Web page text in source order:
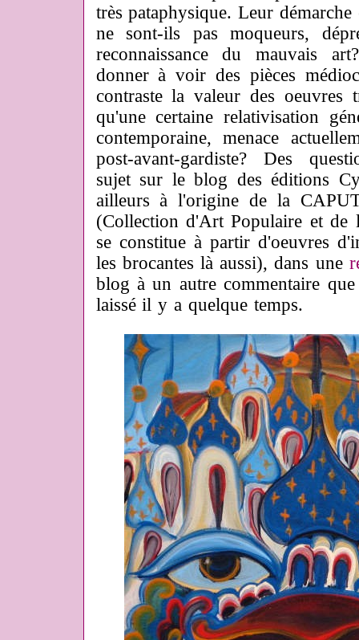
très pataphysique. Leur
ne sont-ils pas moqueurs,
reconnaissance du mauvais
donner à voir des pièces
contraste la valeur des oeuvres
qu'une certaine relativisation
contemporaine, menace
post-avant-gardiste? Des
sujet sur le blog des éditions
ailleurs à l'origine de la
(Collection d'Art Populaire et de
se constitue à partir d'oeuvres
les brocantes là aussi), dans une
blog à un autre commentaire
laissé il y a quelque temps.